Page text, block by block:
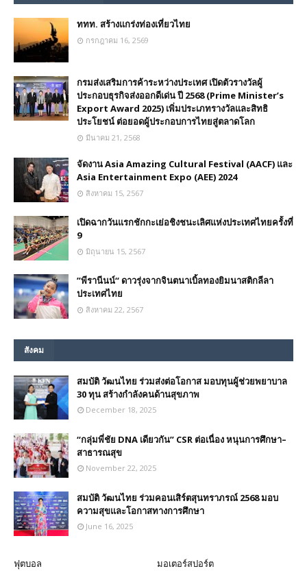
ททท. สร้างแกร่งท่องเที่ยวไทย
กรกฎาคม 16, 2569
กรมส่งเสริมการค้าระหว่างประเทศ เปิดตัวรางวัลผู้
ประกอบธุรกิจส่งออกดีเด่น ปี 2568 (Prime Minister’s
Export Award 2025) เพิ่มประเภทรางวัลและสิทธิ
ประโยชน์ ต่อยอดผู้ประกอบการไทยสู่ตลาดโลก
มีนาคม 21, 2568
จัดงาน Asia Amazing Cultural Festival (AACF) และ
Asia Entertainment Expo (AEE) 2024
สิงหาคม 15, 2567
เปิดฉากวันแรกชักกะเย่อชิงชนะเลิศแห่งประเทศไทยครั้งที่
9
มิถุนายน 15, 2567
”พีรานีนน์“​ ดาวรุ่งจากจินตนาเบิ้ลทองยิมนาสติกลีลา
ประเทศไทย
สิงหาคม 22, 2567
สังคม
สมบัติ วัฒนไทย ร่วมส่งต่อโอกาส มอบทุนผู้ช่วยพยาบาล
30 ทุน สร้างกำลังคนด้านสุขภาพ
December 18, 2025
“กลุ่มพี่ชัย DNA เดียวกัน” CSR ต่อเนื่อง หนุนการศึกษา–
สาธารณสุข
November 22, 2025
สมบัติ วัฒนไทย ร่วมคอนเสิร์ตสุนทราภรณ์ 2568 มอบ
ความสุขและโอกาสทางการศึกษา
June 16, 2025
ฟุตบอล มอเตอร์สปอร์ต